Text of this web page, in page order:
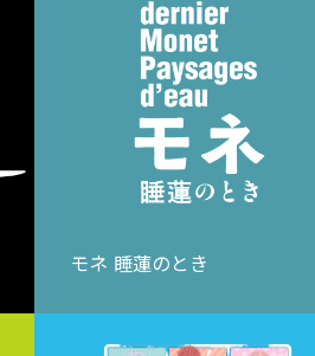
モネ 睡蓮のとき